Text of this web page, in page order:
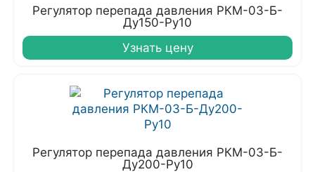
Регулятор перепада давления РКМ-03-Б-
Ду150-Ру10
Узнать цену
Регулятор перепада давления РКМ-03-Б-
Ду200-Ру10